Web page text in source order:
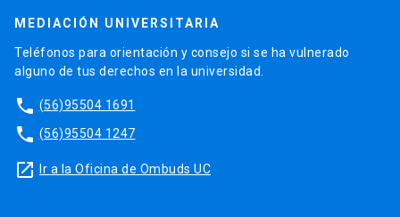
MEDIACIÓN UNIVERSITARIA
Teléfonos para orientación y consejo si se ha vulnerado
alguno de tus derechos en la universidad.
phone (56)95504 1691
phone (56)95504 1247
launch Ir a la Oficina de Ombuds UC